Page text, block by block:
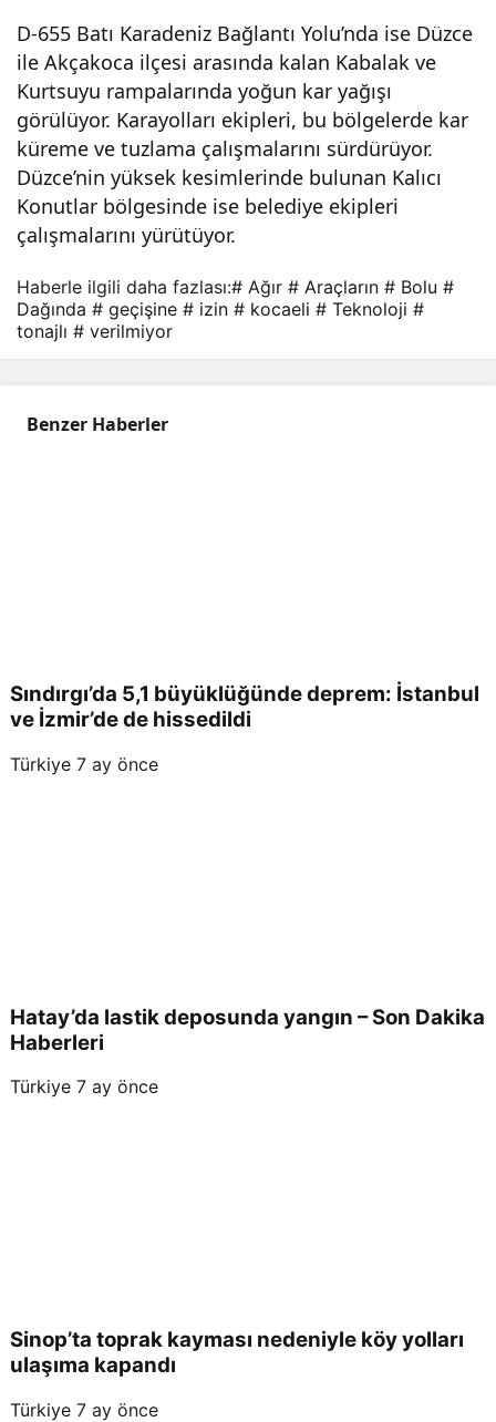
D-655 Batı Karadeniz Bağlantı Yolu’nda ise Düzce
ile Akçakoca ilçesi arasında kalan Kabalak ve
Kurtsuyu rampalarında yoğun kar yağışı
görülüyor. Karayolları ekipleri, bu bölgelerde kar
küreme ve tuzlama çalışmalarını sürdürüyor.
Düzce’nin yüksek kesimlerinde bulunan Kalıcı
Konutlar bölgesinde ise belediye ekipleri
çalışmalarını yürütüyor.
Haberle ilgili daha fazlası:# Ağır # Araçların # Bolu #
Dağında # geçişine # izin # kocaeli # Teknoloji #
tonajlı # verilmiyor
Benzer Haberler
Sındırgı’da 5,1 büyüklüğünde deprem: İstanbul
ve İzmir’de de hissedildi
Türkiye 7 ay önce
Hatay’da lastik deposunda yangın – Son Dakika
Haberleri
Türkiye 7 ay önce
Sinop’ta toprak kayması nedeniyle köy yolları
ulaşıma kapandı
Türkiye 7 ay önce